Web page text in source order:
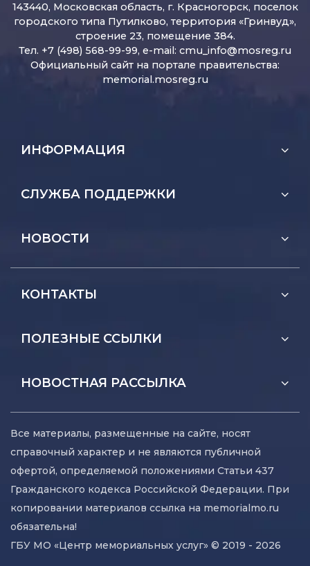
143440, Московская область, г. Красногорск, поселок
городского типа Путилково, территория «Гринвуд»,
строение 23, помещение 384.
Тел. +7 (498) 568-99-99, e-mail: cmu_info@mosreg.ru
Официальный сайт на портале правительства:
memorial.mosreg.ru
ИНФОРМАЦИЯ
СЛУЖБА ПОДДЕРЖКИ
НОВОСТИ
КОНТАКТЫ
ПОЛЕЗНЫЕ ССЫЛКИ
НОВОСТНАЯ РАССЫЛКА
Все материалы, размещенные на сайте, носят
справочный характер и не являются публичной
офертой, определяемой положениями Статьи 437
Гражданского кодекса Российской Федерации. При
копировании материалов ссылка на memorialmo.ru
обязательна!
ГБУ МО «Центр мемориальных услуг» © 2019 - 2026